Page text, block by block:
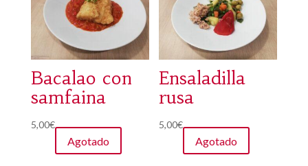
Bacalao con
samfaina
5,00€
Agotado
Ensaladilla
rusa
5,00€
Agotado